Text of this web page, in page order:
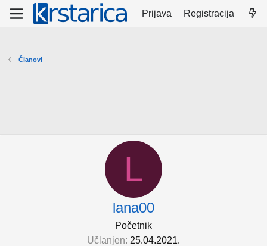
Prijava Registracija
Članovi
L
lana00
Početnik
Učlanjen 25.04.2021.